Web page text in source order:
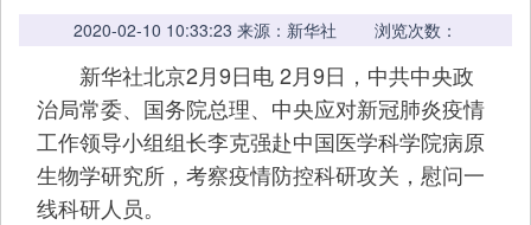
2020-02-10 10:33:23 来源：新华社 浏览次数：
新华社北京2月9日电 2月9日，中共中央政
治局常委、国务院总理、中央应对新冠肺炎疫情
工作领导小组组长李克强赴中国医学科学院病原
生物学研究所，考察疫情防控科研攻关，慰问一
线科研人员。